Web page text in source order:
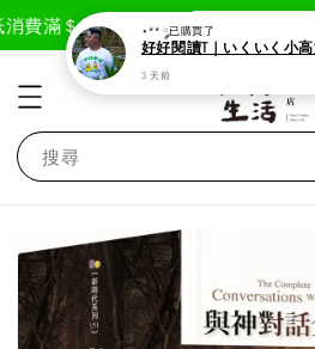
費滿＄1800免運費 現在去購物！
搜尋
⋆** ༘已購買了
3 天前